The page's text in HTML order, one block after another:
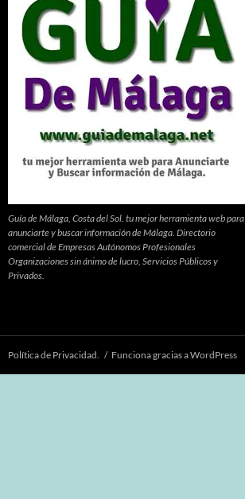
Guía de Málaga, Costa del Sol. tu mejor herramienta web para
anunciarte y buscar información de Málaga. Directorio
comercial de Empresas Autónomos Profesionales
Organizaciones sin ánimo de lucro, Servicios Públicos y
Privados.
Política de Privacidad. Funciona gracias a WordPress